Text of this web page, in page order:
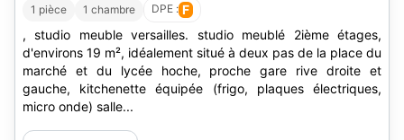
1 pièce 1 chambre DPE : F
, studio meuble versailles. studio meublé 2ième étages,
d'environs 19 m², idéalement situé à deux pas de la place du
marché et du lycée hoche, proche gare rive droite et
gauche, kitchenette équipée (frigo, plaques électriques,
micro onde) salle...